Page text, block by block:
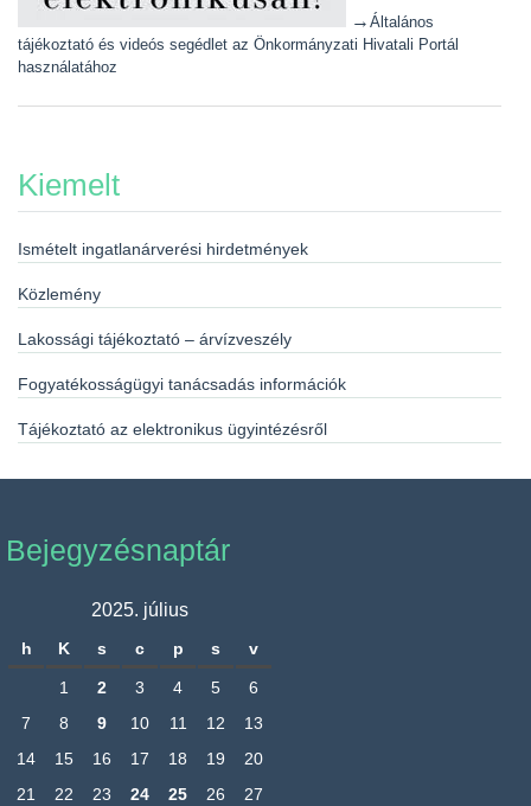
→ Általános
tájékoztató és videós segédlet az Önkormányzati Hivatali Portál
használatához
Kiemelt
Ismételt ingatlanárverési hirdetmények
Közlemény
Lakossági tájékoztató – árvízveszély
Fogyatékosságügyi tanácsadás információk
Tájékoztató az elektronikus ügyintézésről
Bejegyzésnaptár
2025. július
h K s c p s v
1 2 3 4 5
6
7
8 9 10 11 12
13
14
15 16 17 18 19
20
21
22 23 24 25 26
27